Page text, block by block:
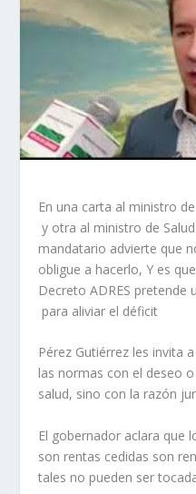
En una carta al ministro
y otra al ministro de
mandatario advierte que
obligue a hacerlo, Y es
Decreto ADRES pretende
para aliviar el déficit
Pérez Gutiérrez les invita
las normas con el deseo
salud, sino con la razón
El gobernador aclara que
son rentas cedidas son
tales no pueden ser